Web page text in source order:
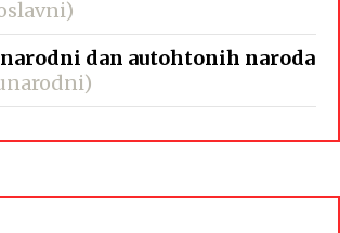
dan autohtonih naroda